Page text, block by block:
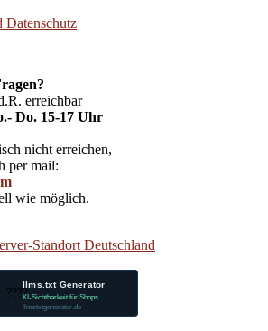
Datenschutz
erreichbar
Do. 15-17 Uhr
nicht erreichen,
per mail:
wie möglich.
????
llms.txt Generator
KI-Sichtbarkeit für Shops
llmstxtgenerator.de